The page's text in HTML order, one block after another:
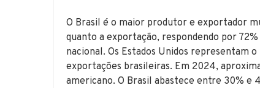
O Brasil é o maior produtor e exportador
quanto a exportação, respondendo por
nacional. Os Estados Unidos representam
exportações brasileiras. Em 2024,
americano. O Brasil abastece entre 30% e